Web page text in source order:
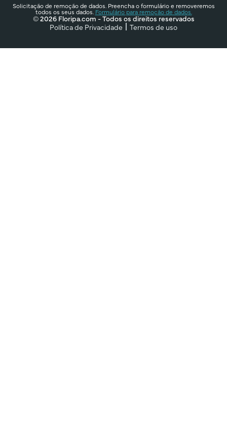
Solicitação de remoção de dados. Preencha o formulário e removeremos
todos os seus dados. Formulário para remoção de dados.
© 2026 Floripa.com - Todos os direitos reservados
Política de Privacidade
Termos de uso